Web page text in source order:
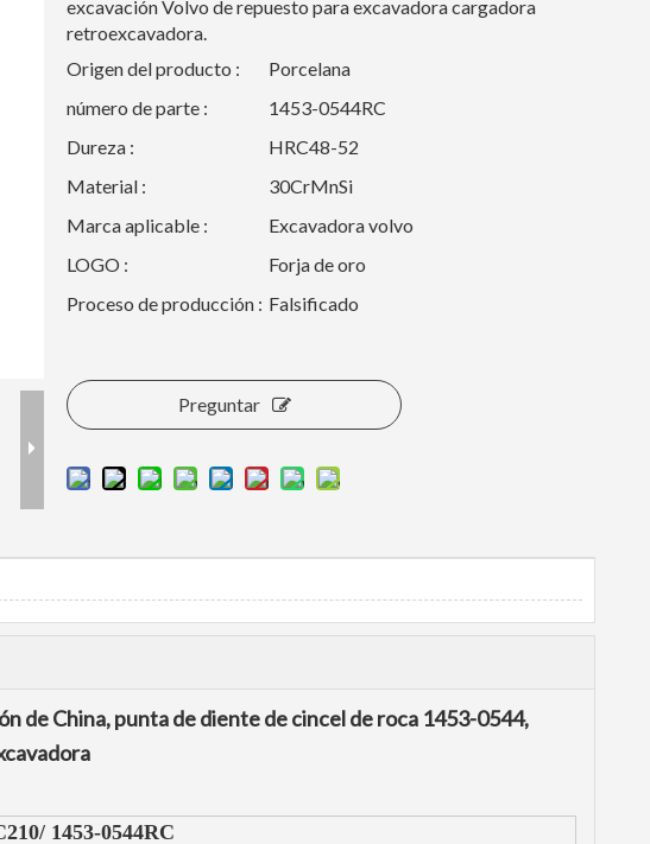
excavación Volvo de repuesto para excavadora cargadora
retroexcavadora.
Origen del producto :
Porcelana
número de parte :
1453-0544RC
Dureza :
HRC48-52
Material :
30CrMnSi
Marca aplicable :
Excavadora volvo
LOGO :
Forja de oro
Proceso de producción : Falsificado
Preguntar
de China, punta de diente de cincel de roca 1453-0544,
1453-0544RC